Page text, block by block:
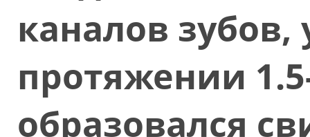
каналов зубов,
протяжении
образовался